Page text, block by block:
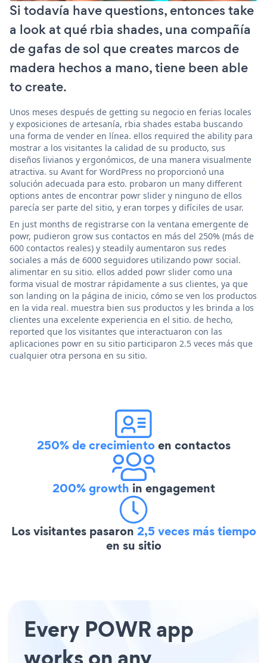
Si todavía have questions, entonces take
a look at qué rbia shades, una compañía
de gafas de sol que creates marcos de
madera hechos a mano, tiene been able
to create.
Unos meses después de getting su negocio en ferias locales
y exposiciones de artesanía, rbia shades estaba buscando
una forma de vender en línea. ellos required the ability para
mostrar a los visitantes la calidad de su producto, sus
diseños livianos y ergonómicos, de una manera visualmente
atractiva. su Avant for WordPress no proporcionó una
solución adecuada para esto. probaron un many different
options antes de encontrar powr slider y ninguno de ellos
parecía ser parte del sitio, y eran torpes y difíciles de usar.
En just months de registrarse con la ventana emergente de
powr, pudieron grow sus contactos en más del 250% (más de
600 contactos reales) y steadily aumentaron sus redes
sociales a más de 6000 seguidores utilizando powr social.
alimentar en su sitio. ellos added powr slider como una
forma visual de mostrar rápidamente a sus clientes, ya que
son landing on la página de inicio, cómo se ven los productos
en la vida real. muestra bien sus productos y les brinda a los
clientes una excelente experiencia en el sitio. de hecho,
reported que los visitantes que interactuaron con las
aplicaciones powr en su sitio participaron 2.5 veces más que
cualquier otra persona en su sitio.
250% de crecimientoen contactos
200% growth in engagement
Los visitantes pasaron 2,5 veces más tiempo
en su sitio
Every POWR app